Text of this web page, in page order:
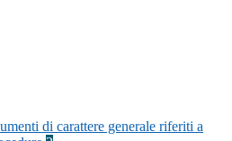
di carattere generale riferiti a